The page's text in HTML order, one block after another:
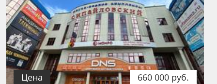
660 000 руб.
Цена